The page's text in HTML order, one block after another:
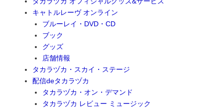
キャトルレーヴ オンライン
ブルーレイ・DVD・CD
ブック
グッズ
店舗情報
タカラヅカ・スカイ・ステージ
配信deタカラヅカ
タカラヅカ・オン・デマンド
タカラヅカ レビュー ミュージック